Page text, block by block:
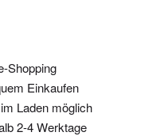
Shopping
Einkaufen
Laden möglich
2-4 Werktage